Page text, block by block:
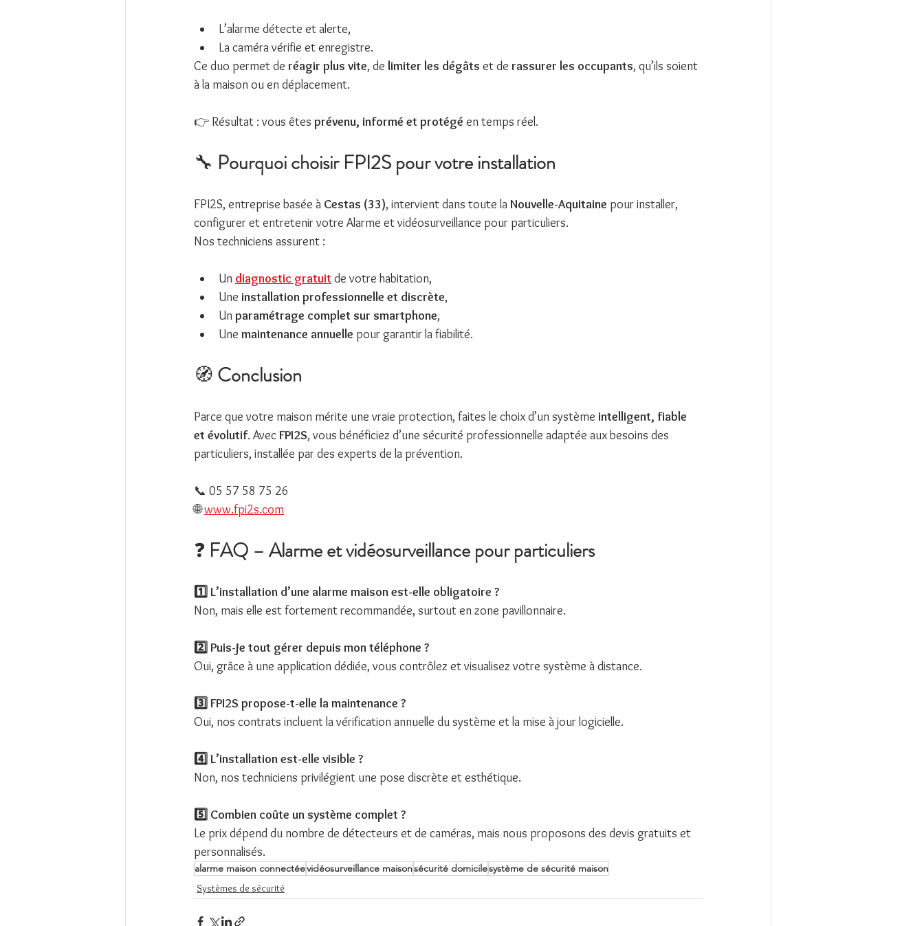
L’alarme détecte et alerte,
La caméra vérifie et enregistre.
Ce duo permet de réagir plus vite, de limiter les dégâts et de rassurer les occupants, qu’ils soient
à la maison ou en déplacement.
👉 Résultat : vous êtes prévenu, informé et protégé en temps réel.
🔧 Pourquoi choisir FPI2S pour votre installation
FPI2S, entreprise basée à Cestas (33), intervient dans toute la Nouvelle-Aquitaine pour installer,
configurer et entretenir votre Alarme et vidéosurveillance pour particuliers.
Nos techniciens assurent :
Un diagnostic gratuit de votre habitation,
Une installation professionnelle et discrète,
Un paramétrage complet sur smartphone,
Une maintenance annuelle pour garantir la fiabilité.
🧭 Conclusion
Parce que votre maison mérite une vraie protection, faites le choix d’un système intelligent, fiable
et évolutif. Avec FPI2S, vous bénéficiez d’une sécurité professionnelle adaptée aux besoins des
particuliers, installée par des experts de la prévention.
📞 05 57 58 75 26
🌐 www.fpi2s.com
❓ FAQ – Alarme et vidéosurveillance pour particuliers
1️⃣ L’installation d’une alarme maison est-elle obligatoire ?
Non, mais elle est fortement recommandée, surtout en zone pavillonnaire.
2️⃣ Puis-je tout gérer depuis mon téléphone ?
Oui, grâce à une application dédiée, vous contrôlez et visualisez votre système à distance.
3️⃣ FPI2S propose-t-elle la maintenance ?
Oui, nos contrats incluent la vérification annuelle du système et la mise à jour logicielle.
4️⃣ L’installation est-elle visible ?
Non, nos techniciens privilégient une pose discrète et esthétique.
5️⃣ Combien coûte un système complet ?
Le prix dépend du nombre de détecteurs et de caméras, mais nous proposons des devis gratuits et
personnalisés.
alarme maison connectéevidéosurveillance maisonsécurité domicilesystème de sécurité maison
Systèmes de sécurité